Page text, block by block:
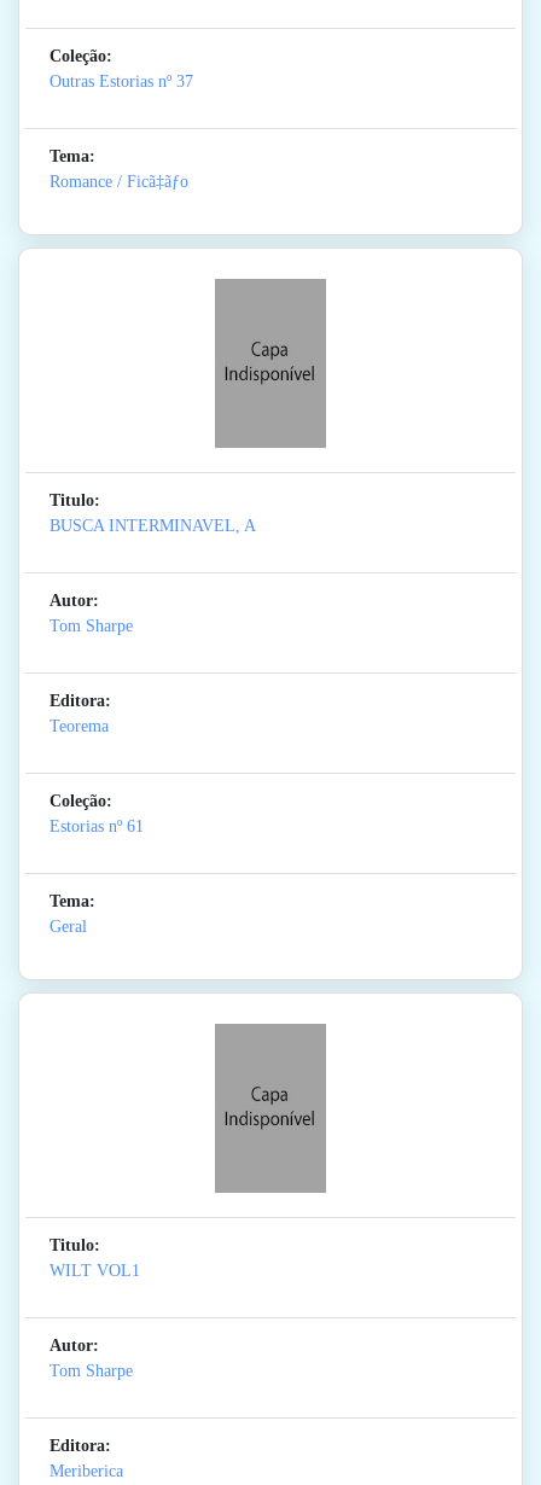
Coleção:
Outras Estorias nº 37
Tema:
Romance / Ficã‡ãƒo
Titulo:
BUSCA INTERMINAVEL, A
Autor:
Tom Sharpe
Editora:
Teorema
Coleção:
Estorias nº 61
Tema:
Geral
Titulo:
WILT VOL1
Autor:
Tom Sharpe
Editora:
Meriberica